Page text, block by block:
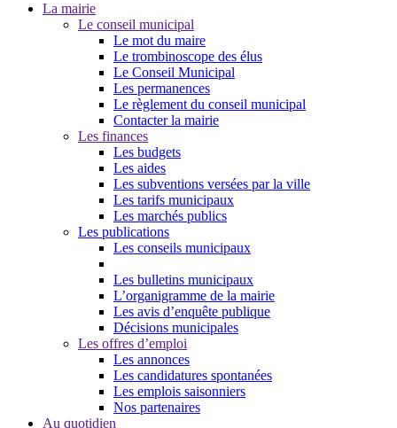
La mairie
Le conseil municipal
Le mot du maire
Le trombinoscope des élus
Le Conseil Municipal
Les permanences
Le règlement du conseil municipal
Contacter la mairie
Les finances
Les budgets
Les aides
Les subventions versées par la ville
Les tarifs municipaux
Les marchés publics
Les publications
Les conseils municipaux
Les bulletins municipaux
L’organigramme de la mairie
Les avis d’enquête publique
Décisions municipales
Les offres d’emploi
Les annonces
Les candidatures spontanées
Les emplois saisonniers
Nos partenaires
Au quotidien